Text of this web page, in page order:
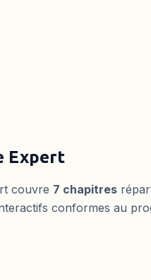
Expert
couvre 7 chapitres
conformes au